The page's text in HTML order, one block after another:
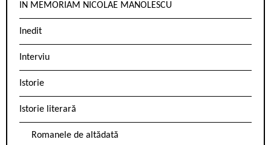
IN MEMORIAM NICOLAE MANOLESCU
Inedit
Interviu
Istorie
Istorie literară
Romanele de altădată